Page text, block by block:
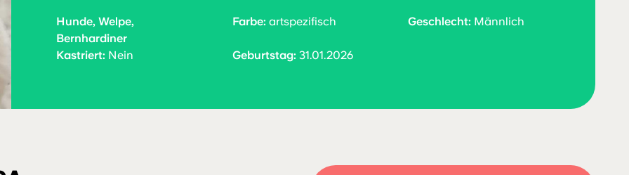
Hunde, Welpe,
Bernhardiner
Farbe:artspezifisch Geschlecht: Männlich
Kastriert: Nein Geburtstag:31.01.2026